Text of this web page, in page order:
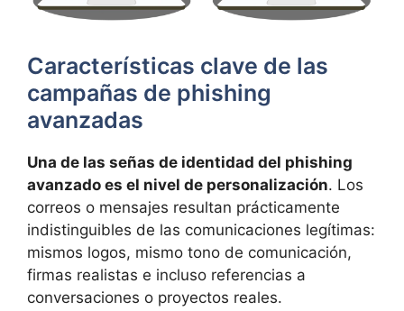
Características clave de las
campañas de phishing
avanzadas
Una de las señas de identidad del phishing
avanzado es el nivel de personalización. Los
correos o mensajes resultan prácticamente
indistinguibles de las comunicaciones legítimas:
mismos logos, mismo tono de comunicación,
firmas realistas e incluso referencias a
conversaciones o proyectos reales.